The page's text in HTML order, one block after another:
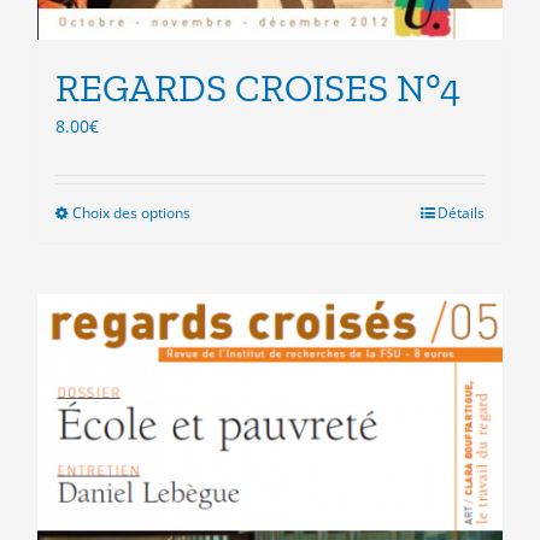
REGARDS CROISES N°4
8.00€
Choix des optionsCe
variations.
Les
être
choisies
sur
la
page
Détails